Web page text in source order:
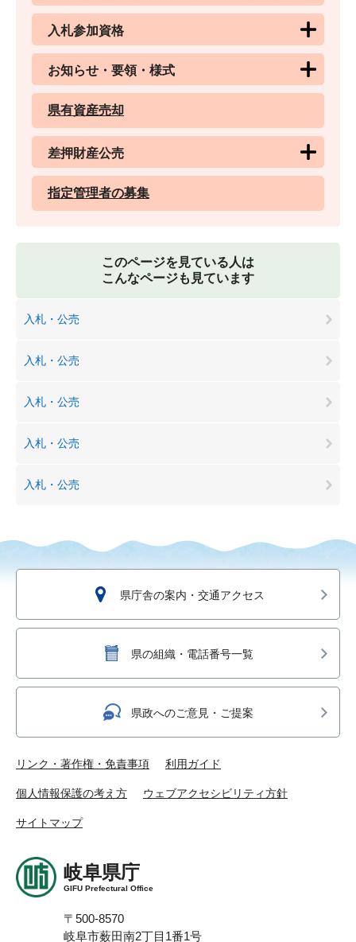
入札参加資格
お知らせ・要領・様式
県有資産売却
差押財産公売
指定管理者の募集
このページを見ている人は
こんなページも見ています
入札・公売
入札・公売
入札・公売
入札・公売
入札・公売
県庁舎の案内・交通アクセス
県の組織・電話番号一覧
県政へのご意見・ご提案
リンク・著作権・免責事項 利用ガイド
個人情報保護の考え方 ウェブアクセシビリティ方針
サイトマップ
岐阜県庁
GIFU Prefectural Office
〒500-8570
岐阜市薮田南2丁目1番1号